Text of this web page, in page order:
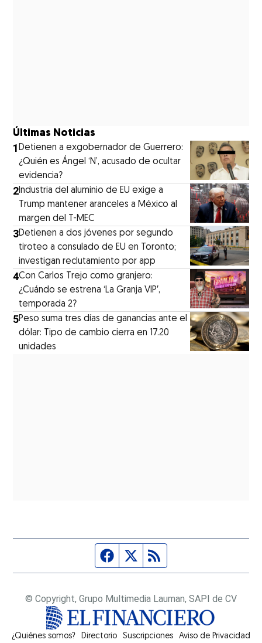
Últimas Noticias
1Detienen a exgobernador de Guerrero:
¿Quién es Ángel ‘N’, acusado de ocultar
evidencia?
2Industria del aluminio de EU exige a
Trump mantener aranceles a México al
margen del T-MEC
3Detienen a dos jóvenes por segundo
tiroteo a consulado de EU en Toronto;
investigan reclutamiento por app
4Con Carlos Trejo como granjero:
¿Cuándo se estrena ‘La Granja VIP′,
temporada 2?
5Peso suma tres días de ganancias ante el
dólar: Tipo de cambio cierra en 17.20
unidades
Página de Facebook
Fuente Twitter
© Copyright, Grupo Multimedia Lauman, SAPI de CV
¿Quiénes somos? Directorio Suscripciones Opens in new window
Aviso de Privacidad